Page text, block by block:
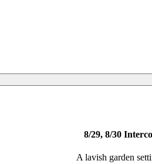
8/29, 8/30
A lavish garden